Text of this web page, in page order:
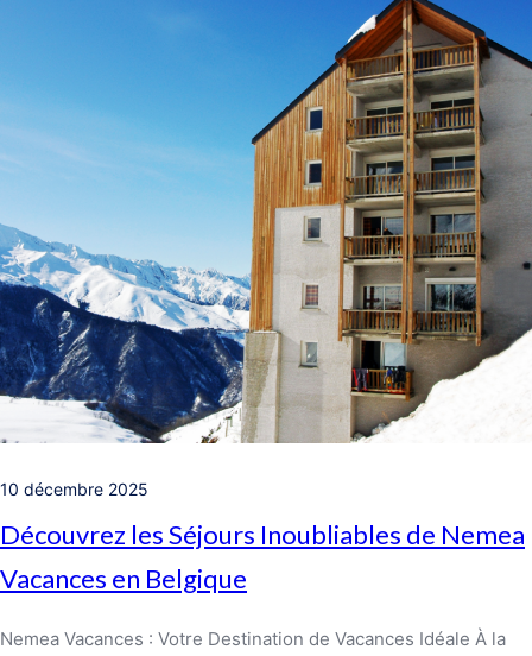
10 décembre 2025
Découvrez les Séjours Inoubliables de Nemea
Vacances en Belgique
Nemea Vacances : Votre Destination de Vacances Idéale À la